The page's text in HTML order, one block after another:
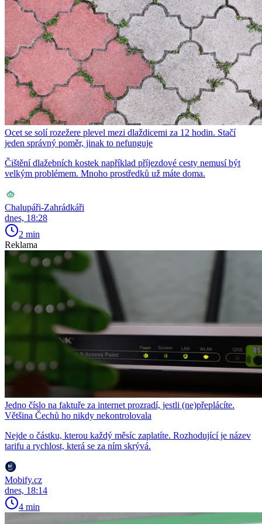
Ocet se solí rozežere plevel mezi dlaždicemi za 12 hodin. Stačí
jeden správný poměr, jinak to nefunguje
Čištění dlažebních kostek například příjezdové cesty nemusí být
velkým problémem. Mnoho prostředků už máte doma.
Chalupáři-Zahrádkáři
dnes, 18:28
2 min
Reklama
Jedno číslo na faktuře za internet prozradí, jestli (ne)přeplácíte.
Většina Čechů ho nikdy nekontrolovala
Nejde o částku, kterou každý měsíc zaplatíte. Rozhodující je název
tarifu a rychlost, která se za ním skrývá.
Mobify.cz
dnes, 18:14
4 min